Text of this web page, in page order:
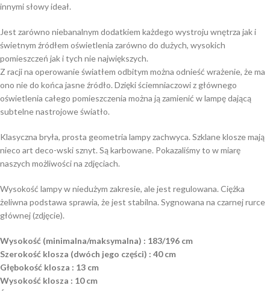
innymi słowy ideał.
Jest zarówno niebanalnym dodatkiem każdego wystroju wnętrza jak i
świetnym źródłem oświetlenia zarówno do dużych, wysokich
pomieszczeń jak i tych nie największych.
Z racji na operowanie światłem odbitym można odnieść wrażenie, że ma
ono nie do końca jasne źródło. Dzięki ściemniaczowi z głównego
oświetlenia całego pomieszczenia można ją zamienić w lampę dającą
subtelne nastrojowe światło.
Klasyczna bryła, prosta geometria lampy zachwyca. Szklane klosze mają
nieco art deco-wski sznyt. Są karbowane. Pokazaliśmy to w miarę
naszych możliwości na zdjęciach.
Wysokość lampy w niedużym zakresie, ale jest regulowana. Ciężka
żeliwna podstawa sprawia, że jest stabilna. Sygnowana na czarnej rurce
głównej (zdjęcie).
Wysokość (minimalna/maksymalna) : 183/196 cm
Szerokość klosza (dwóch jego części) : 40 cm
Głębokość klosza : 13 cm
Wysokość klosza : 10 cm